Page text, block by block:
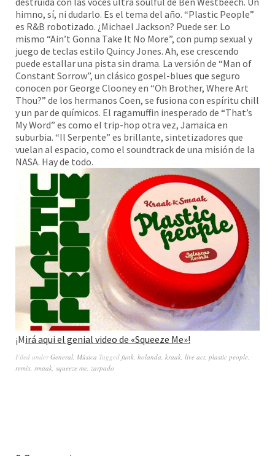
himno, sí, ni dudarlo. Es el tema del año. “Plastic People”
es R&B robotizado. ¿Michael Jackson? Puede ser. Lo
mismo “Ain’t Gonna Take It No More”, con pump sexual y
juego de teclas estilo Quincy Jones. Ah, ese crescendo
puede estallar una pista sin drama. La versión de “Man of
Constant Sorrow”, un clásico gospel-blues que seguro
conocen por George Clooney en “Oh Brother, Where Art
Thou?” de los hermanos Coen, se fusiona con espíritu chill
y un par de químicos. El ragamuffin inesperado de “That’s
My Word” es como el trip-hop otra vez, Jamaica en
suburbia. “Il Serpente” es brillante, sintetizadores que
vuelan al espacio, como el soundtrack de una misión de la
NASA. Hay de todo.
¡Mirá aqui el genial video de «Squeeze Me»!
Filed underGeneral, Música Tagged funk, holanda, kraak, live act, plastic people,
remix, smaak, squeeze me, zarpado